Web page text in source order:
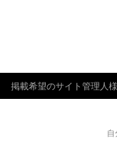
掲載希望のサイト管理人